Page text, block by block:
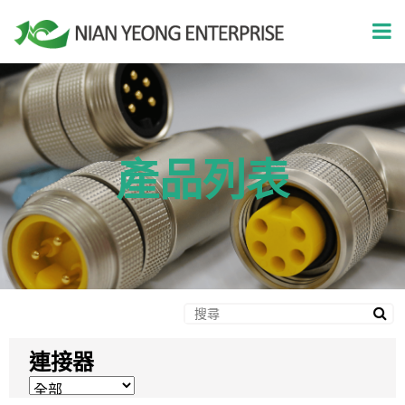
產品列表
連接器